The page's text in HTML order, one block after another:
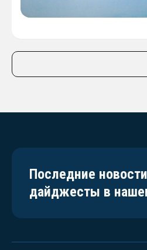
Последние
дайджесты в